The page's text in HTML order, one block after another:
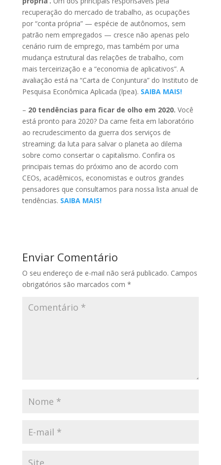
recuperação do mercado de trabalho, as ocupações
por “conta própria” — espécie de autônomos, sem
patrão nem empregados — cresce não apenas pelo
cenário ruim de emprego, mas também por uma
mudança estrutural das relações de trabalho, com
mais terceirização e a “economia de aplicativos”. A
avaliação está na “Carta de Conjuntura” do Instituto de
Pesquisa Econômica Aplicada (Ipea). SAIBA MAIS!
– 20 tendências para ficar de olho em 2020. Você
está pronto para 2020? Da carne feita em laboratório
ao recrudescimento da guerra dos serviços de
streaming; da luta para salvar o planeta ao dilema
sobre como consertar o capitalismo. Confira os
principais temas do próximo ano de acordo com
CEOs, acadêmicos, economistas e outros grandes
pensadores que consultamos para nossa lista anual de
tendências. SAIBA MAIS!
Enviar Comentário
O seu endereço de e-mail não será publicado. Campos
obrigatórios são marcados com *